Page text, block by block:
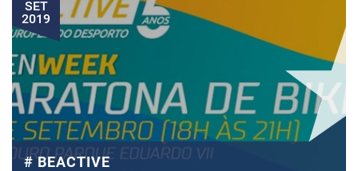
SET
2019
# BEACTIVE